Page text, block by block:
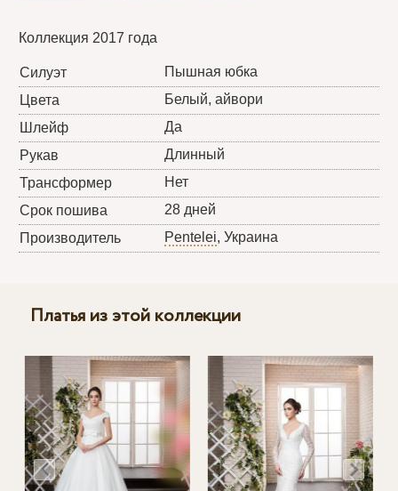
Коллекция 2017 года
Силуэт
Пышная юбка
Цвета
Белый, айвори
Шлейф
Да
Рукав
Длинный
Трансформер
Нет
Срок пошива
28 дней
Производитель
Pentelei, Украина
Платья из этой коллекции